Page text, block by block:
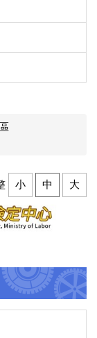
小 中 大